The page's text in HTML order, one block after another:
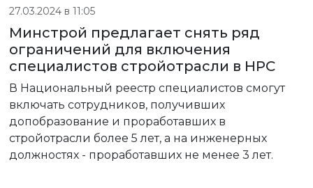
Минстрой предлагает снять ряд
ограничений для включения
специалистов стройотрасли в НРС
В Национальный реестр специалистов смогут
включать сотрудников, получивших
допобразование и проработавших в
стройотрасли более 5 лет, а на инженерных
должностях - проработавших не менее 3 лет.
27.03.2024 в 11:05